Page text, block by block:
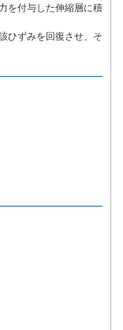
を付与した伸縮層に積
ひずみを回復させ、そ